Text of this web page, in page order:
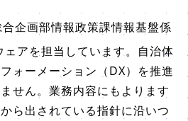
企画部情報政策課情報基盤係
アを担当しています。自治体
ォーメーション（DX）を推進
せん。業務内容にもよります
ら出されている指針に沿いつ